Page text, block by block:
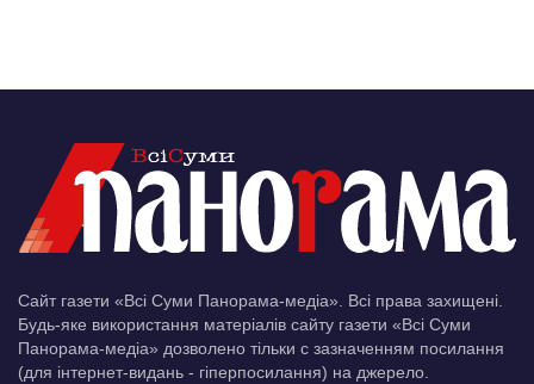
Сайт газети «Всі Суми Панорама-медіа». Всі права захищені.
Будь-яке використання матеріалів сайту газети «Всі Суми
Панорама-медіа» дозволено тільки c зазначенням посилання
(для інтернет-видань - гіперпосилання) на джерело.